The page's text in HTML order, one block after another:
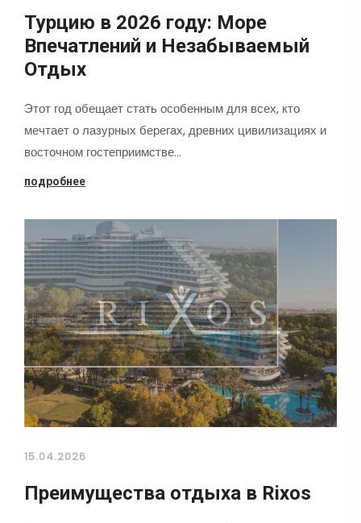
Турцию в 2026 году: Море
Впечатлений и Незабываемый
Отдых
Этот год обещает стать особенным для всех, кто
мечтает о лазурных берегах, древних цивилизациях и
восточном гостеприимстве…
подробнее
15.04.2026
Преимущества отдыха в Rixos